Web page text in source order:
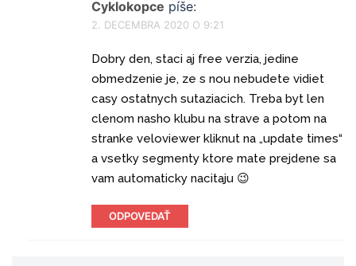
Cyklokopce píše:
2. DECEMBRA 2020 O 9:21
Dobry den, staci aj free verzia, jedine
obmedzenie je, ze s nou nebudete vidiet
casy ostatnych sutaziacich. Treba byt len
clenom nasho klubu na strave a potom na
stranke veloviewer kliknut na „update times“
a vsetky segmenty ktore mate prejdene sa
vam automaticky nacitaju 😉
ODPOVEDAŤ